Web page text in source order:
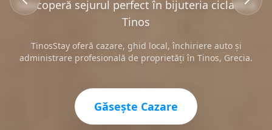
Descoperă sejurul perfect în bijuteria cicladică
Tinos
TinosStay oferă cazare, ghid local, închiriere auto și
administrare profesională de proprietăți în Tinos, Grecia.
Găsește Cazare